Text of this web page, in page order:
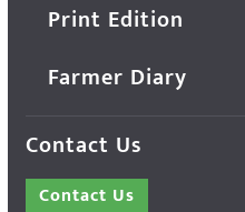
Print Edition
Farmer Diary
Contact Us
Contact Us